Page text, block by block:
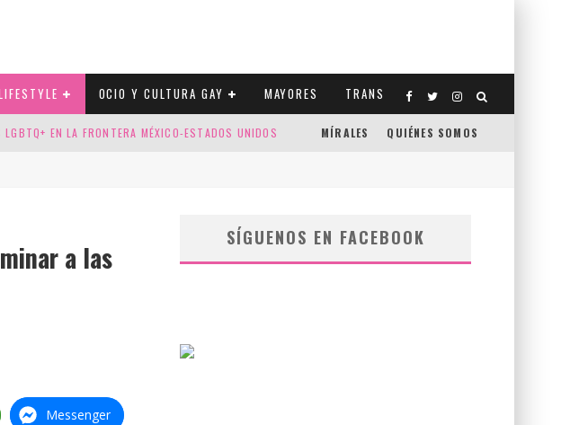
OCIO Y CULTURA GAY MAYORES TRANS
EN LA FRONTERA MÉXICO-ESTADOS UNIDOS MÍRALES QUIÉNES SOMOS
a las
Messenger
SÍGUENOS EN FACEBOOK